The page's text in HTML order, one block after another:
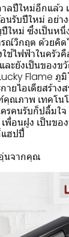
ลปีใหม่อีกแล้ว
นรับปีใหม่ อย่า
ใหม่ ซึ่งเป็นหนึ่
ณ์วิกฤต ด้วยคิด
ช้ไฟฟ้าในครัว
ะยังเป็นของ
Flame ภู
ายไอเดียสร้า
ณภาพ เทคโน
รคนรับก็ปลื้มใ
อนฝูง เป็นขอ
ฮปปี้
นจากคุณ